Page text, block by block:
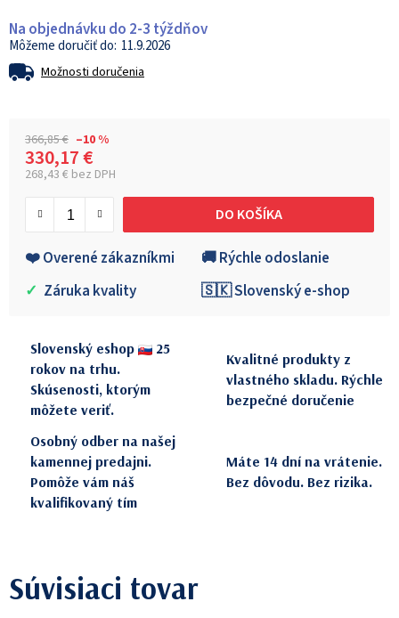
Na objednávku do 2-3 týždňov
11.9.2026
Možnosti doručenia
366,85 € –10 %
330,17 €
268,43 € bez DPH
DO KOŠÍKA
❤️ Overené zákazníkmi
🚚 Rýchle odoslanie
✓ Záruka kvality 🇸🇰 Slovenský e-shop
Slovenský eshop
25
rokov na trhu.
Skúsenosti, ktorým
môžete veriť.
Kvalitné produkty z
vlastného skladu. Rýchle
bezpečné doručenie
Osobný odber na našej
kamennej predajni.
Pomôže vám náš
kvalifikovaný tím
Máte 14 dní na vrátenie.
Bez dôvodu. Bez rizika.
Súvisiaci tovar